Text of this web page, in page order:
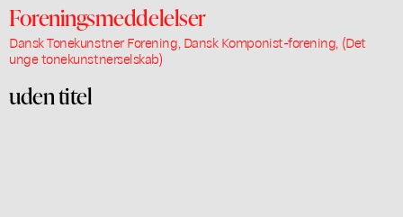
Foreningsmeddelelser
Dansk Tonekunstner Forening, Dansk Komponist-forening, (Det
unge tonekunstnerselskab)
uden titel